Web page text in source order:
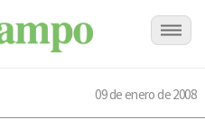
09 de enero de 2008